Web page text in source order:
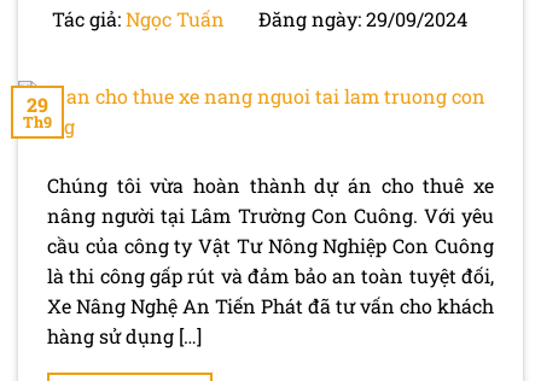
Tác giả:Ngọc Tuấn Đăng ngày: 29/09/2024
29
Th9
Chúng tôi vừa hoàn thành dự án cho thuê xe
nâng người tại Lâm Trường Con Cuông. Với yêu
cầu của công ty Vật Tư Nông Nghiệp Con Cuông
là thi công gấp rút và đảm bảo an toàn tuyệt đối,
Xe Nâng Nghệ An Tiến Phát đã tư vấn cho khách
hàng sử dụng […]